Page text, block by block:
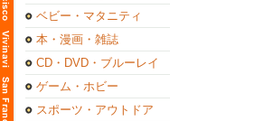
ベビー・マタニティ
本・漫画・雑誌
CD・DVD・ブルーレイ
ゲーム・ホビー
スポーツ・アウトドア